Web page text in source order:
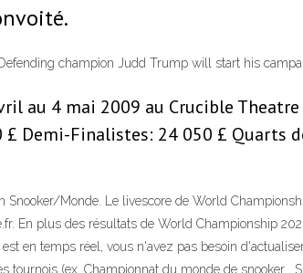
champion Judd Trump will start his
au 4 mai 2009 au Crucible
Demi-Finalistes: 24 050 £ Quarts
Monde. Le livescore de World
En plus des résultats de World Championship
en temps réel, vous n'avez pas besoin
(ex. Championnat du monde de snooker ,